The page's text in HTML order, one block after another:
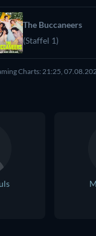
The Buccaneers
(Staffel 1)
Charts: 21:25,